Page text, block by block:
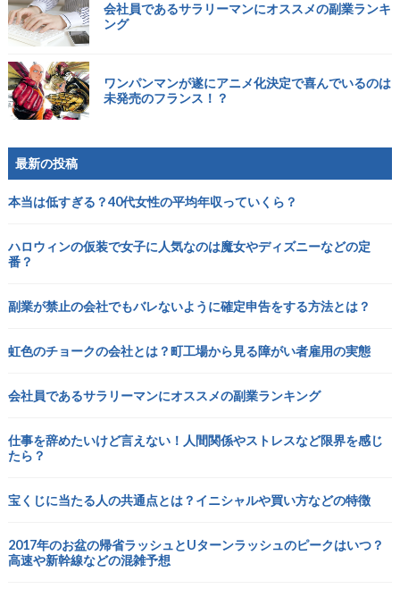
会社員であるサラリーマンにオススメの副業ランキ
ング
ワンパンマンが遂にアニメ化決定で喜んでいるのは
未発売のフランス！？
最新の投稿
本当は低すぎる？40代女性の平均年収っていくら？
ハロウィンの仮装で女子に人気なのは魔女やディズニーなどの定
番？
副業が禁止の会社でもバレないように確定申告をする方法とは？
虹色のチョークの会社とは？町工場から見る障がい者雇用の実態
会社員であるサラリーマンにオススメの副業ランキング
仕事を辞めたいけど言えない！人間関係やストレスなど限界を感じ
たら？
宝くじに当たる人の共通点とは？イニシャルや買い方などの特徴
2017年のお盆の帰省ラッシュとUターンラッシュのピークはいつ？
高速や新幹線などの混雑予想